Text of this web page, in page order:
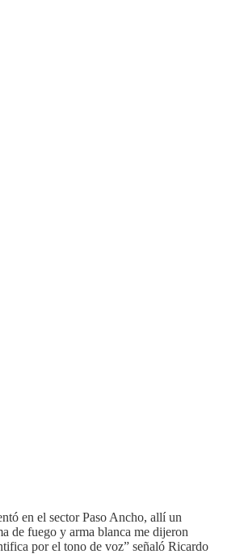
en el sector Paso Ancho, allí un
de fuego y arma blanca me dijeron
por el tono de voz” señaló Ricardo